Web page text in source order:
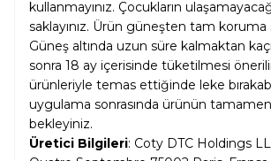
kullanmayınız. Çocukların
saklayınız. Ürün güneşten tam koruma
Güneş altında uzun süre kalmaktan
sonra 18 ay içerisinde tüketilmesi
ürünleriyle temas ettiğinde leke
uygulama sonrasında ürünün tamamen
bekleyiniz.
Üretici Bilgileri: Coty DTC Holdings